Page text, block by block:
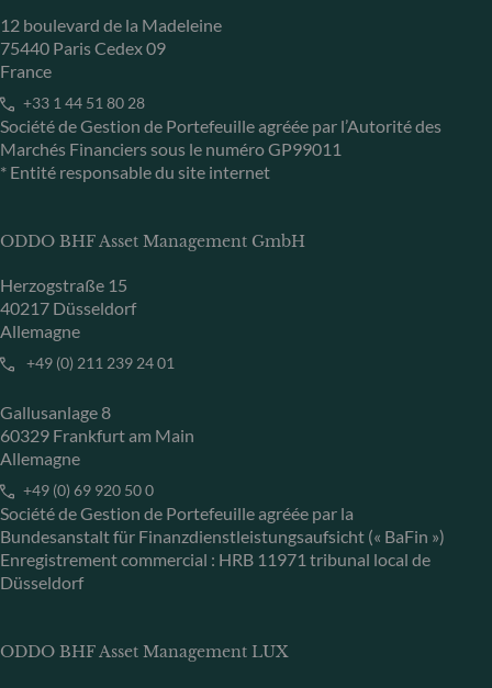
12 boulevard de la Madeleine
75440 Paris Cedex 09
France
+33 1 44 51 80 28
Société de Gestion de Portefeuille agréée par l’Autorité des
Marchés Financiers sous le numéro GP99011
* Entité responsable du site internet
ODDO BHF Asset Management GmbH
Herzogstraße 15
40217 Düsseldorf
Allemagne
+49 (0) 211 239 24 01
Gallusanlage 8
60329 Frankfurt am Main
Allemagne
+49 (0) 69 920 50 0
Société de Gestion de Portefeuille agréée par la
Bundesanstalt für Finanzdienstleistungsaufsicht (« BaFin »)
Enregistrement commercial : HRB 11971 tribunal local de
Düsseldorf
ODDO BHF Asset Management LUX